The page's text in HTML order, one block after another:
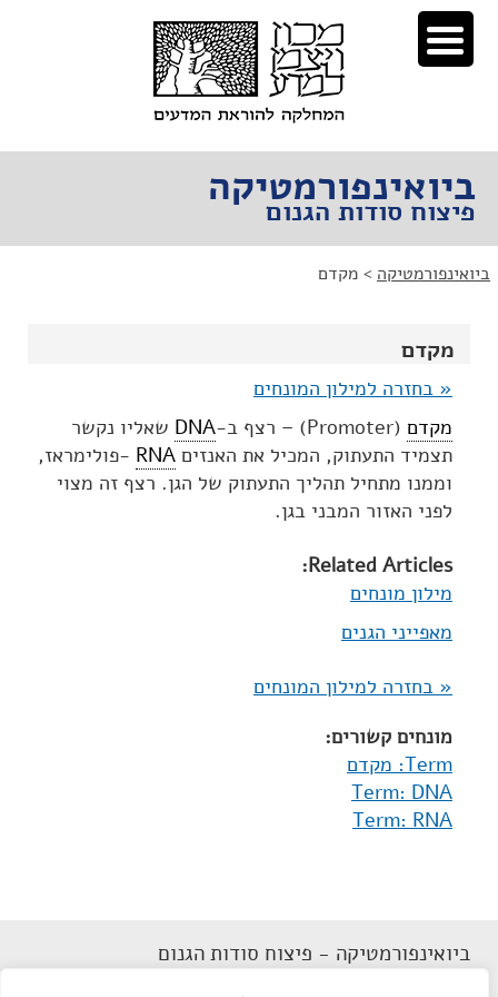
דלג
לתוכן
דלג
לניווט
ביואינפורמטיקה
פיצוח סודות הגנום
ביואינפורמטיקה > מקדם
מקדם
« בחזרה למילון המונחים
מקדם (Promoter) – רצף ב- DNA שאליו נקשר
תצמיד התעתוק, המכיל את האנזים RNA -פולימראז,
וממנו מתחיל תהליך התעתוק של הגן. רצף זה מצוי
לפני האזור המבני בגן.
Related Articles:
מילון מונחים
מאפייני הגנים
« בחזרה למילון המונחים
מונחים קשורים:
Term: מקדם
Term: DNA
Term: RNA
ביואינפורמטיקה - פיצוח סודות הגנום